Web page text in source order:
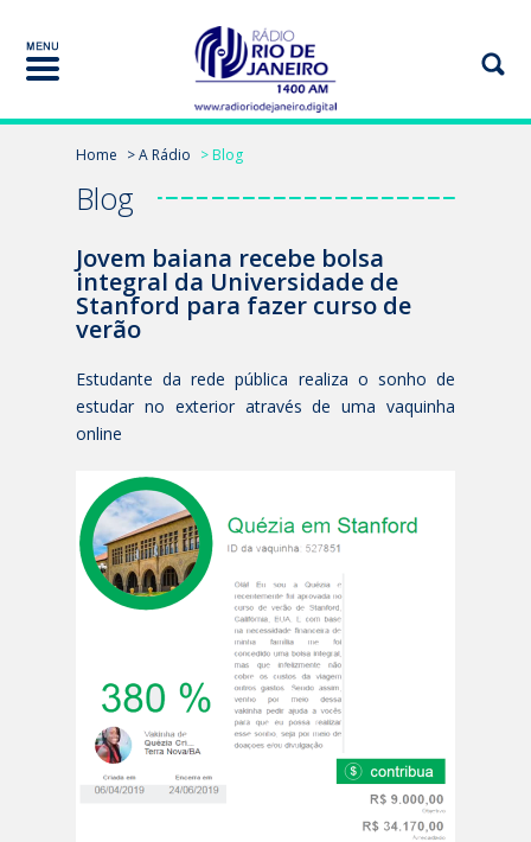
Home > A Rádio > Blog
Blog
Jovem baiana recebe bolsa
integral da Universidade de
Stanford para fazer curso de
verão
Estudante da rede pública realiza o sonho de
estudar no exterior através de uma vaquinha
online